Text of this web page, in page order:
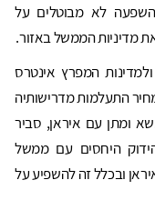
לא מבוטלים על
מדיניות הממשל באזור.
המפרץ אינטרס
התעלמות מדרישותיה
ומתן עם איראן, סביר
היחסים עם ממשל
ובכלל זה להשפיע על